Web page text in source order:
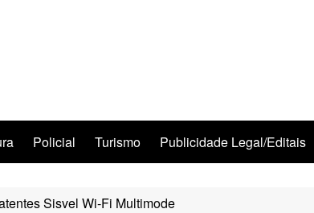
Policial Turismo Publicidade Legal/Editais
Sisvel Wi-Fi Multimode